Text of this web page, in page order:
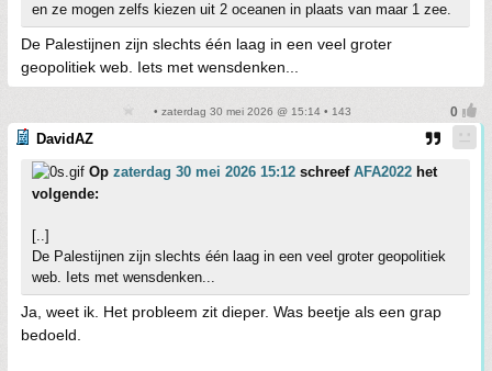
en ze mogen zelfs kiezen uit 2 oceanen in plaats van maar 1 zee.
De Palestijnen zijn slechts één laag in een veel groter
geopolitiek web. Iets met wensdenken...
• zaterdag 30 mei 2026 @ 15:14 • 143
DavidAZ
Op zaterdag 30 mei 2026 15:12 schreef AFA2022 het
volgende:
[..]
De Palestijnen zijn slechts één laag in een veel groter geopolitiek
web. Iets met wensdenken...
Ja, weet ik. Het probleem zit dieper. Was beetje als een grap
bedoeld.